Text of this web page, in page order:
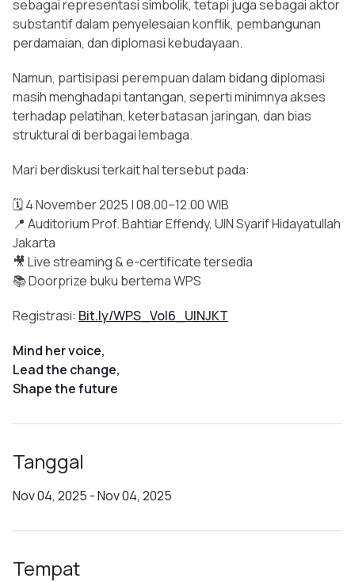
sebagai representasi simbolik, tetapi juga sebagai aktor
substantif dalam penyelesaian konflik, pembangunan
perdamaian, dan diplomasi kebudayaan.
Namun, partisipasi perempuan dalam bidang diplomasi
masih menghadapi tantangan, seperti minimnya akses
terhadap pelatihan, keterbatasan jaringan, dan bias
struktural di berbagai lembaga.
Mari berdiskusi terkait hal tersebut pada:
🗓️ 4 November 2025 | 08.00–12.00 WIB
📍 Auditorium Prof. Bahtiar Effendy, UIN Syarif Hidayatullah
Jakarta
🎥 Live streaming & e-certificate tersedia
📚 Doorprize buku bertema WPS
Registrasi: Bit.ly/WPS_Vol6_UINJKT
Mind her voice,
Lead the change,
Shape the future
Tanggal
Nov 04, 2025 - Nov 04, 2025
Tempat